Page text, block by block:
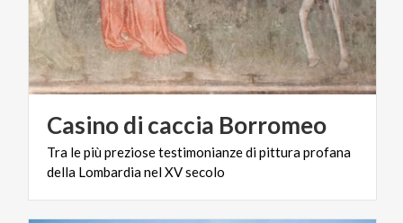
Casinodi caccia Borromeo
Tra lepiùpreziosetestimonianzedipitturaprofana
della LombardianelXVsecolo